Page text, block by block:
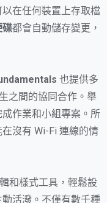
在任何裝置上存取檔
碟都會自動儲存變更，
也提供多
之間的協同合作。舉
作業和小組專案。所
沒有 Wi-Fi 連線的情
和樣式工具，輕鬆設
活潑。不僅有數千種